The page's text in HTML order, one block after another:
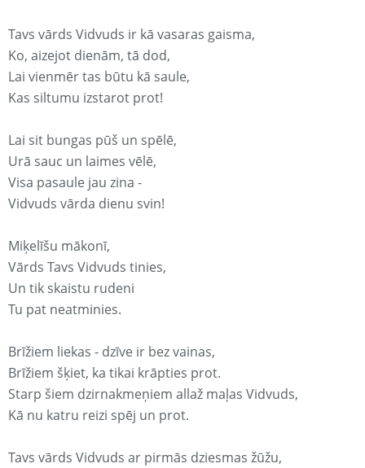
Tavs vārds Vidvuds ir kā vasaras gaisma,
Ko, aizejot dienām, tā dod,
Lai vienmēr tas būtu kā saule,
Kas siltumu izstarot prot!
Lai sit bungas pūš un spēlē,
Urā sauc un laimes vēlē,
Visa pasaule jau zina -
Vidvuds vārda dienu svin!
Miķelīšu mākonī,
Vārds Tavs Vidvuds tinies,
Un tik skaistu rudeni
Tu pat neatminies.
Brīžiem liekas - dzīve ir bez vainas,
Brīžiem šķiet, ka tikai krāpties prot.
Starp šiem dzirnakmeņiem allaž maļas Vidvuds,
Kā nu katru reizi spēj un prot.
Tavs vārds Vidvuds ar pirmās dziesmas žūžu,